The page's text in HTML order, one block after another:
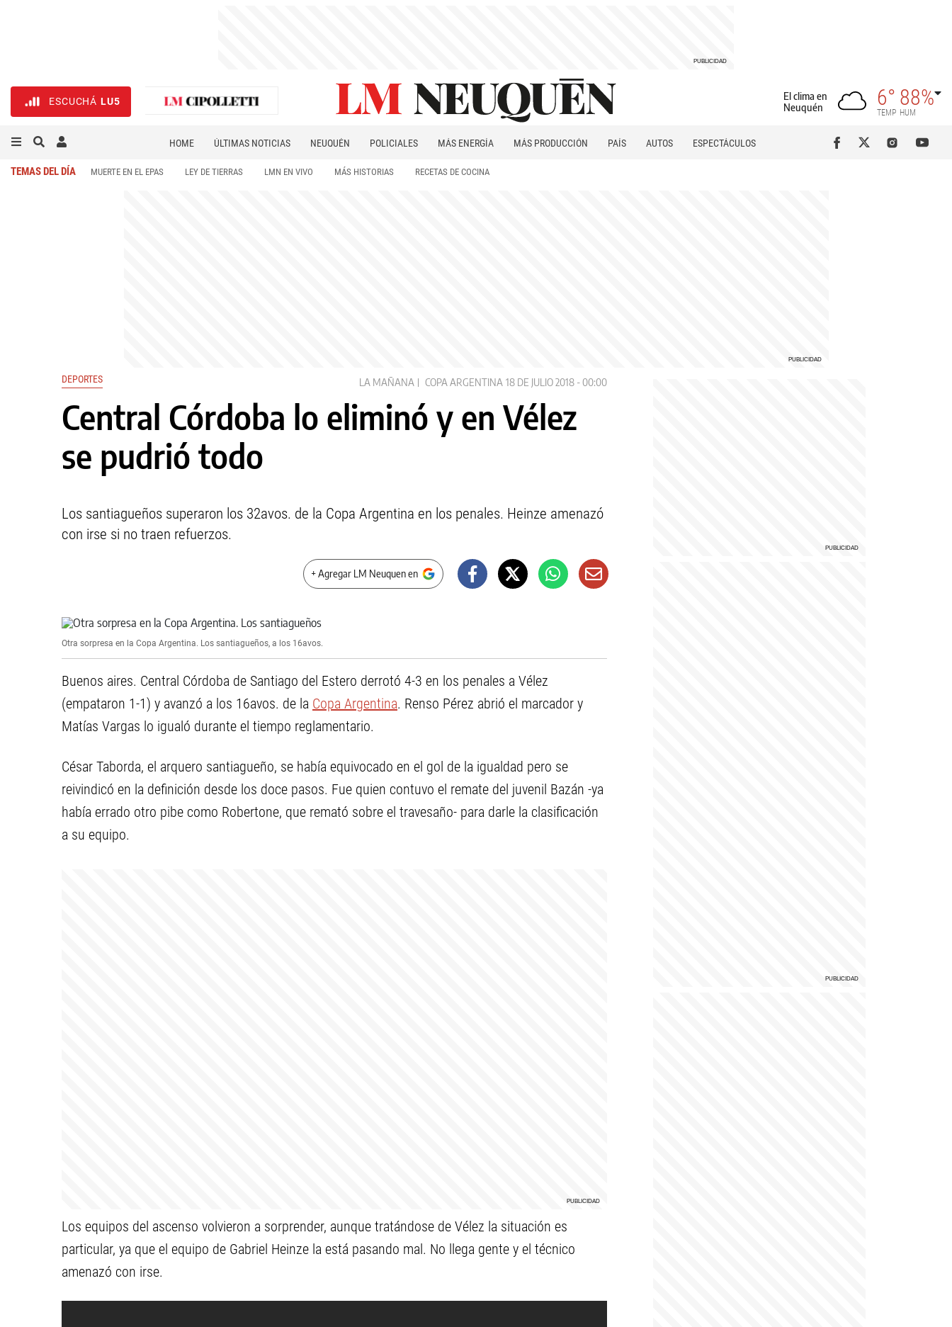
ESCUCHÁ LU5
El clima en
Neuquén
6°
TEMP
88%
HUM
HOME ÚLTIMAS NOTICIAS NEUQUÉN POLICIALES MÁS ENERGÍA MÁS PRODUCCIÓN PAÍS AUTOS
ESPECTÁCULOS
TEMAS DEL DÍA MUERTE EN EL EPAS LEY DE TIERRAS LMN EN VIVO MÁS HISTORIAS RECETAS DE COCINA
DEPORTES LA MAÑANA COPA ARGENTINA 18 DE JULIO 2018 - 00:00
Central Córdoba lo eliminó y en Vélez
se pudrió todo
Los santiagueños superaron los 32avos. de la Copa Argentina en los penales. Heinze amenazó
con irse si no traen refuerzos.
+ Agregar LM Neuquen en
Otra sorpresa en la Copa Argentina. Los santiagueños, a los 16avos.
Buenos aires. Central Córdoba de Santiago del Estero derrotó 4-3 en los penales a Vélez
(empataron 1-1) y avanzó a los 16avos. de la Copa Argentina. Renso Pérez abrió el marcador y
Matías Vargas lo igualó durante el tiempo reglamentario.
César Taborda, el arquero santiagueño, se había equivocado en el gol de la igualdad pero se
reivindicó en la definición desde los doce pasos. Fue quien contuvo el remate del juvenil Bazán -ya
había errado otro pibe como Robertone, que remató sobre el travesaño- para darle la clasificación
a su equipo.
Los equipos del ascenso volvieron a sorprender, aunque tratándose de Vélez la situación es
particular, ya que el equipo de Gabriel Heinze la está pasando mal. No llega gente y el técnico
amenazó con irse.